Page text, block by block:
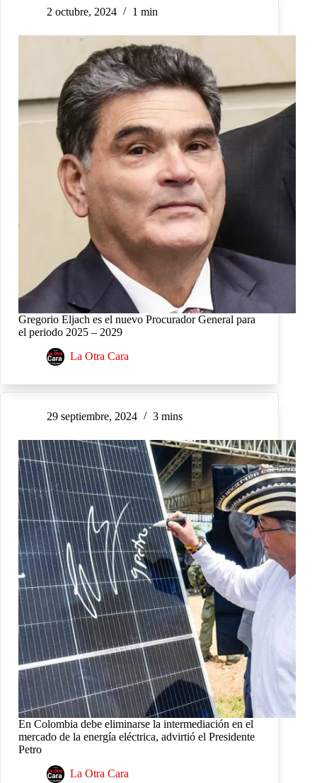
2 octubre, 2024 1 min
Gregorio Eljach es el nuevo Procurador General para
el periodo 2025 – 2029
La Otra Cara
29 septiembre, 2024 3 mins
En Colombia debe eliminarse la intermediación en el
mercado de la energía eléctrica, advirtió el Presidente
Petro
La Otra Cara